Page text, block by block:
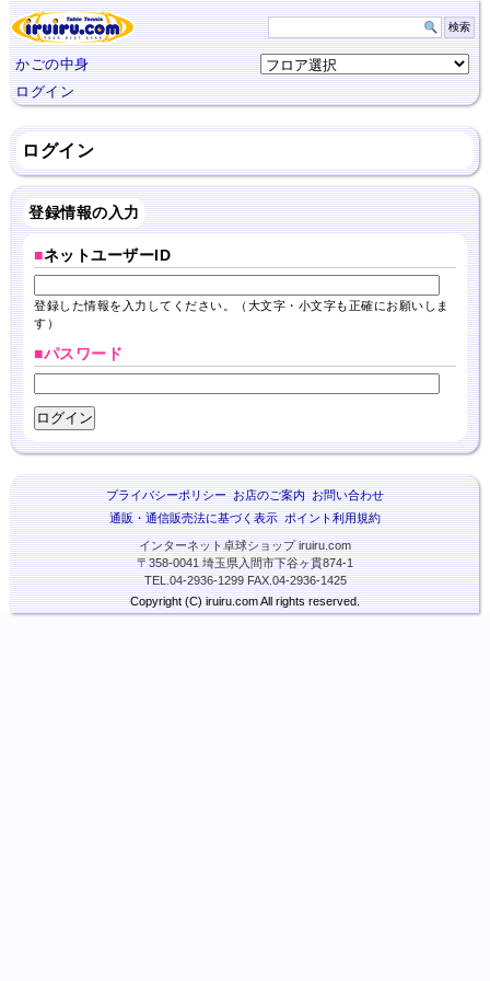
かごの中身
ログイン
ログイン
登録情報の入力
■ネットユーザーID
登録した情報を入力してください。（大文字・小文字も正確にお願いしま
す）
■パスワード
プライバシーポリシー お店のご案内 お問い合わせ
通販・通信販売法に基づく表示 ポイント利用規約
インターネット卓球ショップ iruiru.com
〒358-0041 埼玉県入間市下谷ヶ貫874-1
TEL.04-2936-1299 FAX.04-2936-1425
Copyright (C) iruiru.com All rights reserved.